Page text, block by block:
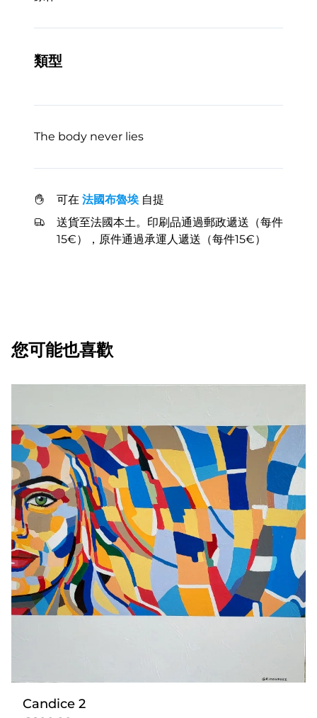
類型
The body never lies
可在 法國布魯埃 自提
送貨至法國本土。印刷品通過郵政遞送（每件
15€），原件通過承運人遞送（每件15€）
您可能也喜歡
Candice 2